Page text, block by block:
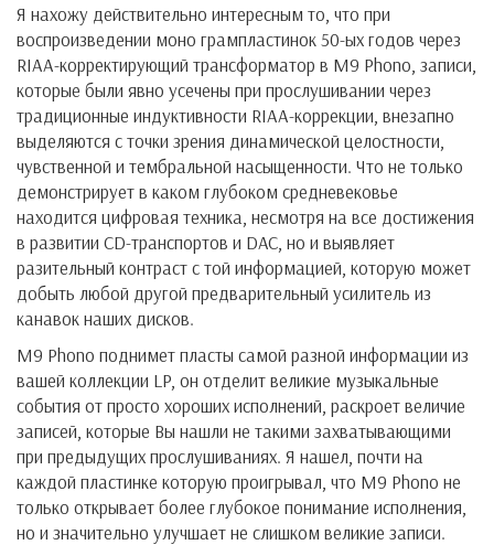
Я нахожу действительно интересным то, что при
воспроизведении моно грампластинок 50-ых годов через
RIAA-корректирующий трансформатор в M9 Phono, записи,
которые были явно усечены при прослушивании через
традиционные индуктивности RIAA-коррекции, внезапно
выделяются с точки зрения динамической целостности,
чувственной и тембральной насыщенности. Что не только
демонстрирует в каком глубоком средневековье
находится цифровая техника, несмотря на все достижения
в развитии CD-транспортов и DAC, но и выявляет
разительный контраст с той информацией, которую может
добыть любой другой предварительный усилитель из
канавок наших дисков.
M9 Phono поднимет пласты самой разной информации из
вашей коллекции LP, он отделит великие музыкальные
события от просто хороших исполнений, раскроет величие
записей, которые Вы нашли не такими захватывающими
при предыдущих прослушиваниях. Я нашел, почти на
каждой пластинке которую проигрывал, что M9 Phono не
только открывает более глубокое понимание исполнения,
но и значительно улучшает не слишком великие записи.